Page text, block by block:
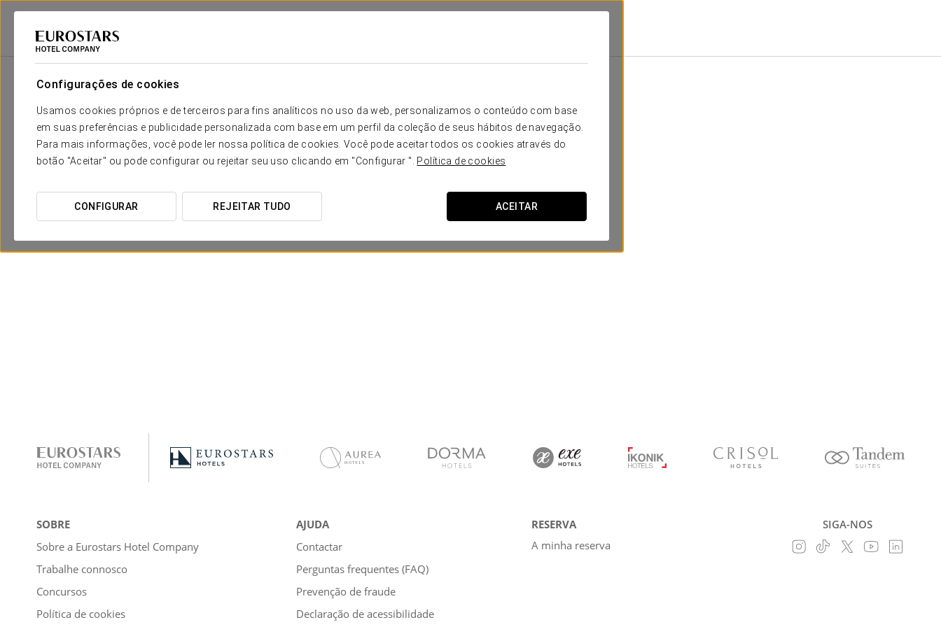
Configurações de cookies
Usamos cookies próprios e de terceiros para fins analíticos no uso da web, personalizamos o conteúdo com base
em suas preferências e publicidade personalizada com base em um perfil da coleção de seus hábitos de navegação.
Para mais informações, você pode ler nossa política de cookies. Você pode aceitar todos os cookies através do
botão "Aceitar" ou pode configurar ou rejeitar seu uso clicando em "Configurar ". Política de cookies
CONFIGURAR REJEITAR TUDO ACEITAR
Eurostars Hotel Company
SOBRE
Sobre a Eurostars Hotel Company
Trabalhe connosco
Concursos
Política de cookies
AJUDA
Contactar
Perguntas frequentes (FAQ)
Prevenção de fraude
Declaração de acessibilidade
RESERVA
A minha reserva
SIGA-NOS